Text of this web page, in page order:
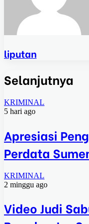
liputan
Selanjutnya
KRIMINAL
5 hari ago
Apresiasi
Perdata
KRIMINAL
2 minggu ago
Video Judi